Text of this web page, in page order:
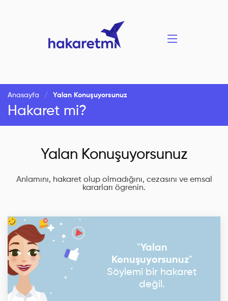
Anasayfa Yalan Konuşuyorsunuz
Hakaret mi?
Yalan Konuşuyorsunuz
Anlamını, hakaret olup olmadığını, cezasını ve emsal
kararları ögrenin.
"Yalan
Konuşuyorsunuz"
Söylemi bir hakaret
değil.